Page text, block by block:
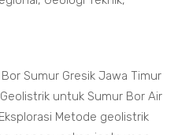
Sumur Gresik Jawa Timur
untuk Sumur Bor Air
Metode geolistrik